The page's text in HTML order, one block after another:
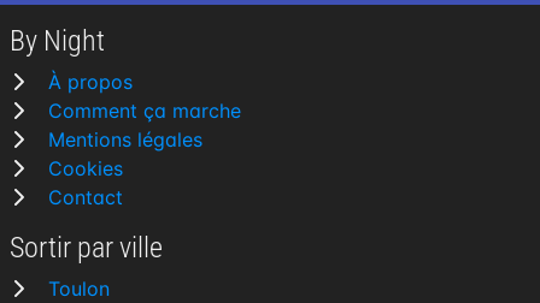
By Night
À propos
Comment ça marche
Mentions légales
Cookies
Contact
Sortir par ville
Toulon